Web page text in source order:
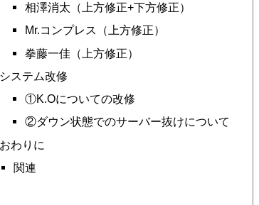
相澤消太（上方修正+下方修正）
Mr.コンプレス（上方修正）
拳藤一佳（上方修正）
システム改修
①K.Oについての改修
②ダウン状態でのサーバー抜けについて
おわりに
関連